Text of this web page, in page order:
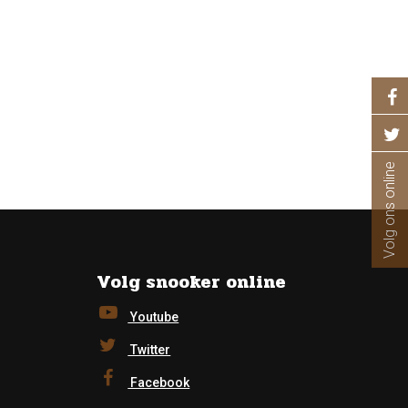
Volg ons online
Volg snooker online
Youtube
Twitter
Facebook